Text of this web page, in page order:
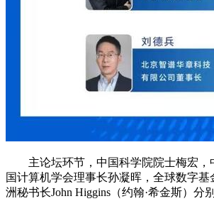
主论坛环节，中国科学院院士梅宏，
国计算机学会理事长孙凝晖，全球数字基
洲秘书长John Higgins（约翰·希金斯）分